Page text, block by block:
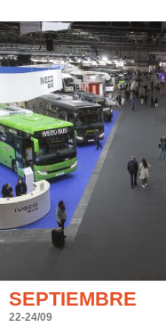
SEPTIEMBRE
22-24/09